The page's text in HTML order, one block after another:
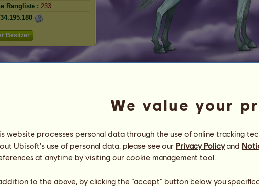
Rangliste : 233.
34.195.180
Besitzer
Energie
Moral
Fähigkeiten
Tempo
We value your
website processes personal data through the use of online tracking
Ubisoft's use of personal data, please see our Privacy Policyand
at anytime by visiting our cookie management tool.
to the above, by clicking the “accept” button below you